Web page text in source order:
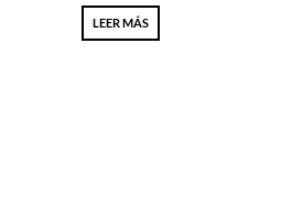
LEER MÁS